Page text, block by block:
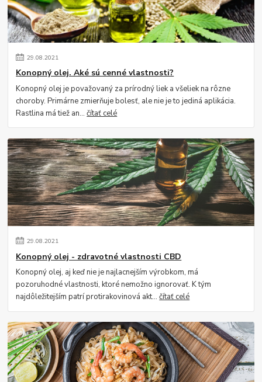
29.08.2021
Konopný olej. Aké sú cenné vlastnosti?
Konopný olej je považovaný za prírodný liek a všeliek na rôzne
choroby. Primárne zmierňuje bolesť, ale nie je to jediná aplikácia.
Rastlina má tiež an...čítať celé
29.08.2021
Konopný olej - zdravotné vlastnosti CBD
Konopný olej, aj keď nie je najlacnejším výrobkom, má
pozoruhodné vlastnosti, ktoré nemožno ignorovať. K tým
najdôležitejším patrí protirakovinová akt...čítať celé